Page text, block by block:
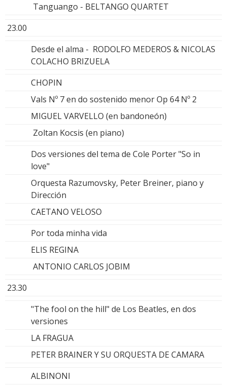
Tanguango - BELTANGO QUARTET
23.00
Desde el alma - RODOLFO MEDEROS & NICOLAS
COLACHO BRIZUELA
CHOPIN
Vals Nº 7 en do sostenido menor Op 64 Nº 2
MIGUEL VARVELLO (en bandoneón)
Zoltan Kocsis (en piano)
Dos versiones del tema de Cole Porter "So in
love"
Orquesta Razumovsky, Peter Breiner, piano y
Dirección
CAETANO VELOSO
Por toda minha vida
ELIS REGINA
ANTONIO CARLOS JOBIM
23.30
"The fool on the hill" de Los Beatles, en dos
versiones
LA FRAGUA
PETER BRAINER Y SU ORQUESTA DE CAMARA
ALBINONI